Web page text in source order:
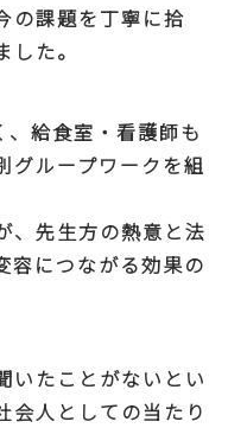
の課題を丁寧に拾
た。
給食室・看護師も
グループワークを組
、先生方の熱意と法
容につながる効果の
いたことがないとい
会人としての当たり